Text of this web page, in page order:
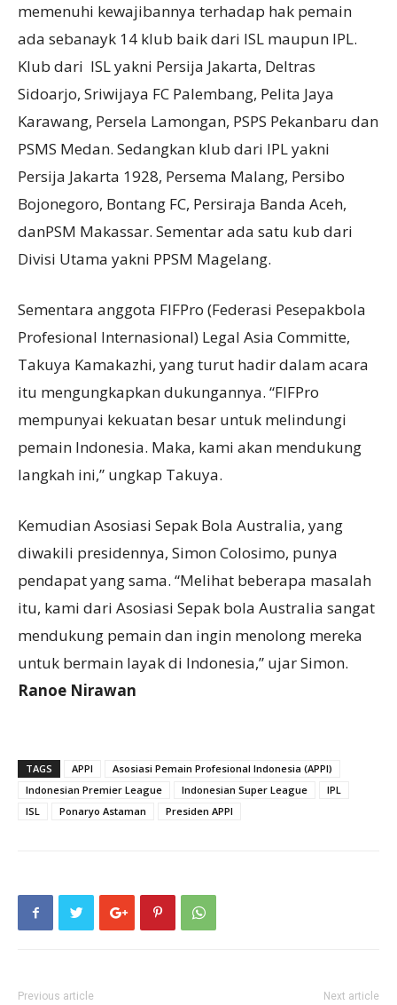
memenuhi kewajibannya terhadap hak pemain
ada sebanayk 14 klub baik dari ISL maupun IPL.
Klub dari ISL yakni Persija Jakarta, Deltras
Sidoarjo, Sriwijaya FC Palembang, Pelita Jaya
Karawang, Persela Lamongan, PSPS Pekanbaru dan
PSMS Medan. Sedangkan klub dari IPL yakni
Persija Jakarta 1928, Persema Malang, Persibo
Bojonegoro, Bontang FC, Persiraja Banda Aceh,
danPSM Makassar. Sementar ada satu kub dari
Divisi Utama yakni PPSM Magelang.
Sementara anggota FIFPro (Federasi Pesepakbola
Profesional Internasional) Legal Asia Committe,
Takuya Kamakazhi, yang turut hadir dalam acara
itu mengungkapkan dukungannya. “FIFPro
mempunyai kekuatan besar untuk melindungi
pemain Indonesia. Maka, kami akan mendukung
langkah ini,” ungkap Takuya.
Kemudian Asosiasi Sepak Bola Australia, yang
diwakili presidennya, Simon Colosimo, punya
pendapat yang sama. “Melihat beberapa masalah
itu, kami dari Asosiasi Sepak bola Australia sangat
mendukung pemain dan ingin menolong mereka
untuk bermain layak di Indonesia,” ujar Simon.
Ranoe Nirawan
TAGS APPI
Asosiasi Pemain Profesional Indonesia (APPI)
Indonesian Premier League
Indonesian Super League
IPL
ISL
Ponaryo Astaman Presiden APPI
Previous article Next article